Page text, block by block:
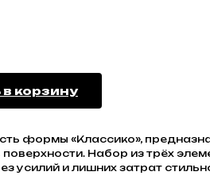
корзину
формы «Классико»,
Набор из трёх
усилий и лишних затрат